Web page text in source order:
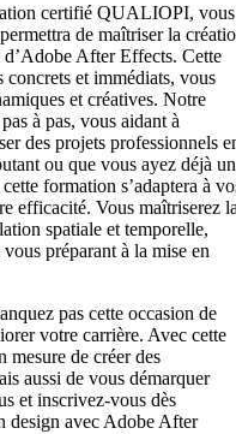
certifié QUALIOPI, vous
de maîtriser la
d’Adobe After Effects. Cette
et immédiats, vous
et créatives. Notre
à pas, vous aidant à
des projets professionnels
ou que vous ayez déjà
formation s’adaptera à
efficacité. Vous maîtriserez
spatiale et temporelle,
préparant à la mise en
pas cette occasion de
votre carrière. Avec cette
mesure de créer des
aussi de vous démarquer
et inscrivez-vous dès
design avec Adobe After